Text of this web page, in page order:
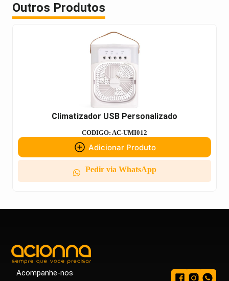
Outros Produtos
Climatizador USB Personalizado
CODIGO: AC-UMI012
Adicionar Produto
Pedir via WhatsApp
Acompanhe-nos